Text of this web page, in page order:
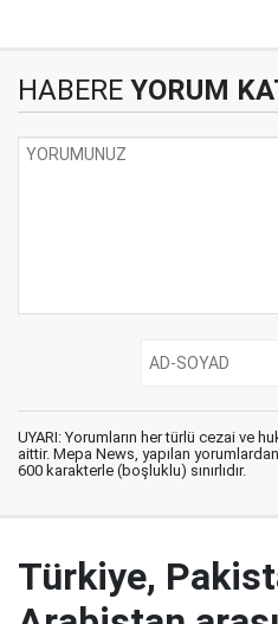
HABERE YORUM
UYARI: Yorumların her türlü cezai ve
aittir. Mepa News, yapılan
600 karakterle (boşluklu) sınırlıdır.
Türkiye,